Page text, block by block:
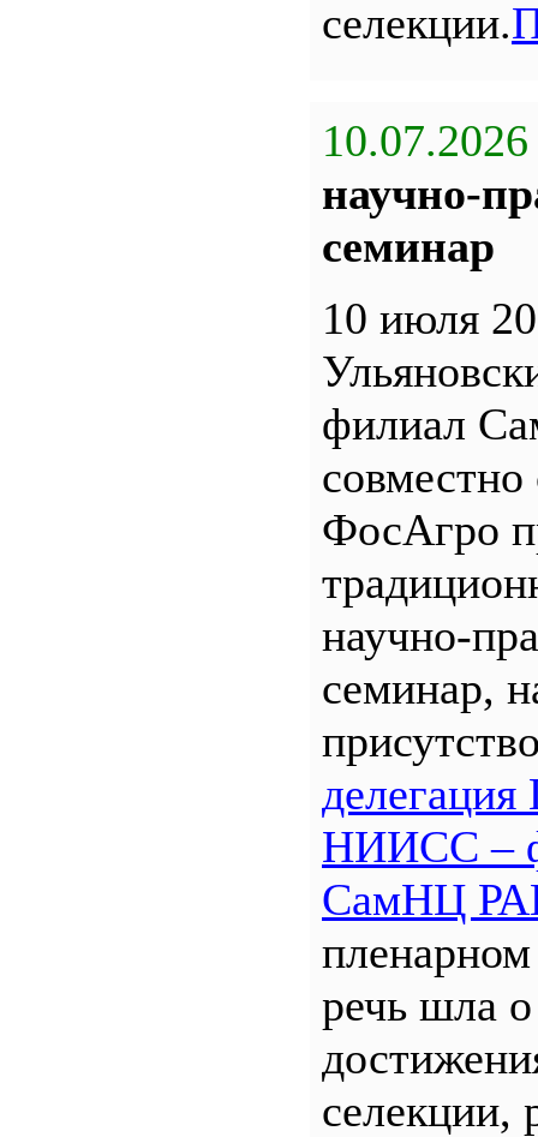
селекции.
10.07.2026
научно-
семинар
10 июля
филиал
ФосАгро
научно-
семинар,
НИИСС –
СамНЦ
пленарном
речь шла
селекции,